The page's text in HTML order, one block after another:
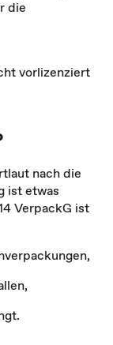
die
vorlizenziert
nach die
ist etwas
VerpackG ist